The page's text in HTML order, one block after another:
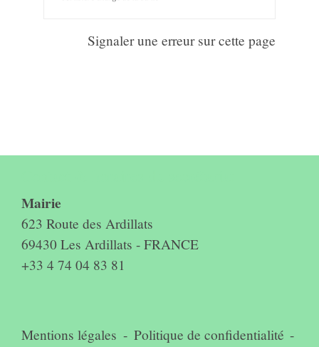
Signaler une erreur sur cette page
Mairie
623 Route des Ardillats
69430 Les Ardillats - FRANCE
+33 4 74 04 83 81
Mentions légales - Politique de confidentialité -